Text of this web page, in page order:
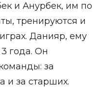
и Анурбек, им по
тренируются и
Данияр, ему
года. Он
за
и за старших.